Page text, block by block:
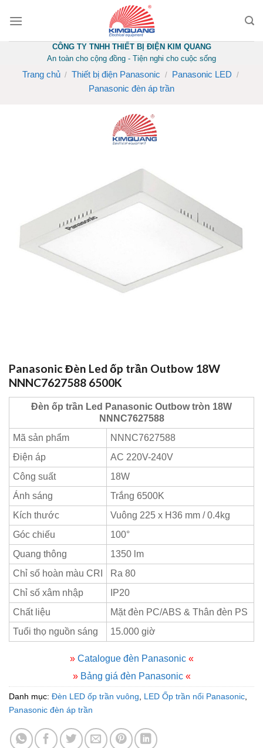
CÔNG TY TNHH THIẾT BỊ ĐIỆN KIM QUANG
An toàn cho cộng đồng - Tiện nghi cho cuộc sống
Trang chủ / Thiết bị điện Panasonic / Panasonic LED /
Panasonic đèn áp trần
Panasonic Đèn Led ốp trần Outbow 18W
NNNC7627588 6500K
Đèn ốp trần Led Panasonic Outbow tròn 18W
NNNC7627588
Mã sản phẩm
NNNC7627588
Điện áp
AC 220V-240V
Công suất
18W
Ánh sáng
Trắng 6500K
Kích thước
Vuông 225 x H36 mm / 0.4kg
Góc chiếu
100°
Quang thông
1350 lm
Chỉ số hoàn màu CRI
Ra 80
Chỉ số xâm nhập
IP20
Chất liệu
Mặt đèn PC/ABS & Thân đèn PS
Tuổi thọ nguồn sáng
15.000 giờ
»Catalogue đèn Panasonic«
»Bảng giá đèn Panasonic«
Danh mục: Đèn LED ốp trần vuông LED Ốp trần nổi Panasonic
Panasonic đèn áp trần